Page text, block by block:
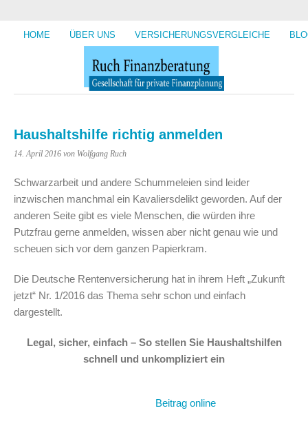
HOME ÜBER UNS VERSICHERUNGSVERGLEICHE
Haushaltshilfe richtig anmelden
14. April 2016 von Wolfgang Ruch
Schwarzarbeit und andere Schummeleien sind leider
inzwischen manchmal ein Kavaliersdelikt geworden. Auf der
anderen Seite gibt es viele Menschen, die würden ihre
Putzfrau gerne anmelden, wissen aber nicht genau wie und
scheuen sich vor dem ganzen Papierkram.
Die Deutsche Rentenversicherung hat in ihrem Heft „Zukunft
jetzt“ Nr. 1/2016 das Thema sehr schon und einfach
dargestellt.
Legal, sicher, einfach – So stellen Sie Haushaltshilfen
schnell und unkompliziert ein
Beitrag online